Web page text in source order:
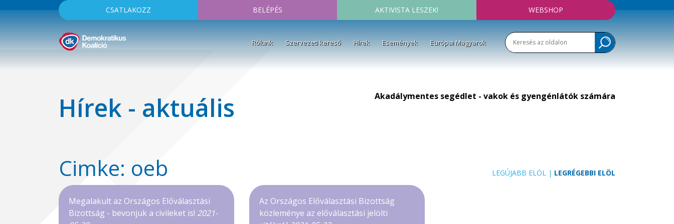
CSATLAKOZZ BELÉPÉS AKTIVISTA LESZEK! WEBSHOP
Rólunk Szervezeti kereső Hírek Események Európai Magyarok
Hírek - aktuális Akadálymentes segédlet - vakok és gyengénlátók számára
Cimke: oeb LEGÚJABB ELÖL | LEGRÉGEBBI ELÖL
Megalakult az Országos Előválasztási
Bizottság - bevonjuk a civileket is! 2021-
Az Országos Előválasztási Bizottság
közleménye az előválasztási jelölti